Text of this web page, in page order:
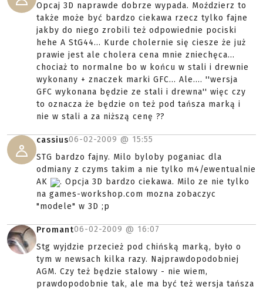
Opcaj 3D naprawde dobrze wypada. Moździerz to
także może być bardzo ciekawa rzecz tylko fajne
jakby do niego zrobili też odpowiednie pociski
hehe A StG44... Kurde cholernie się ciesze że już
prawie jest ale cholera cena mnie zniechęca...
chociaż to normalne bo w końcu w stali i drewnie
wykonany + znaczek marki GFC... Ale.... ''wersja
GFC wykonana będzie ze stali i drewna'' więc czy
to oznacza że będzie on też pod tańsza marką i
nie w stali a za niższą cenę ??
cassius06-02-2009 @ 15:55
STG bardzo fajny. Milo byloby poganiac dla
odmiany z czyms takim a nie tylko m4/ewentualnie
AK
. Opcja 3D bardzo ciekawa. Milo ze nie tylko
na games-workshop.com mozna zobaczyc
"modele" w 3D ;p
Promant06-02-2009 @ 16:07
Stg wyjdzie przecież pod chińską marką, było o
tym w newsach kilka razy. Najprawdopodobniej
AGM. Czy też będzie stalowy - nie wiem,
prawdopodobnie tak, ale ma być też wersja tańsza